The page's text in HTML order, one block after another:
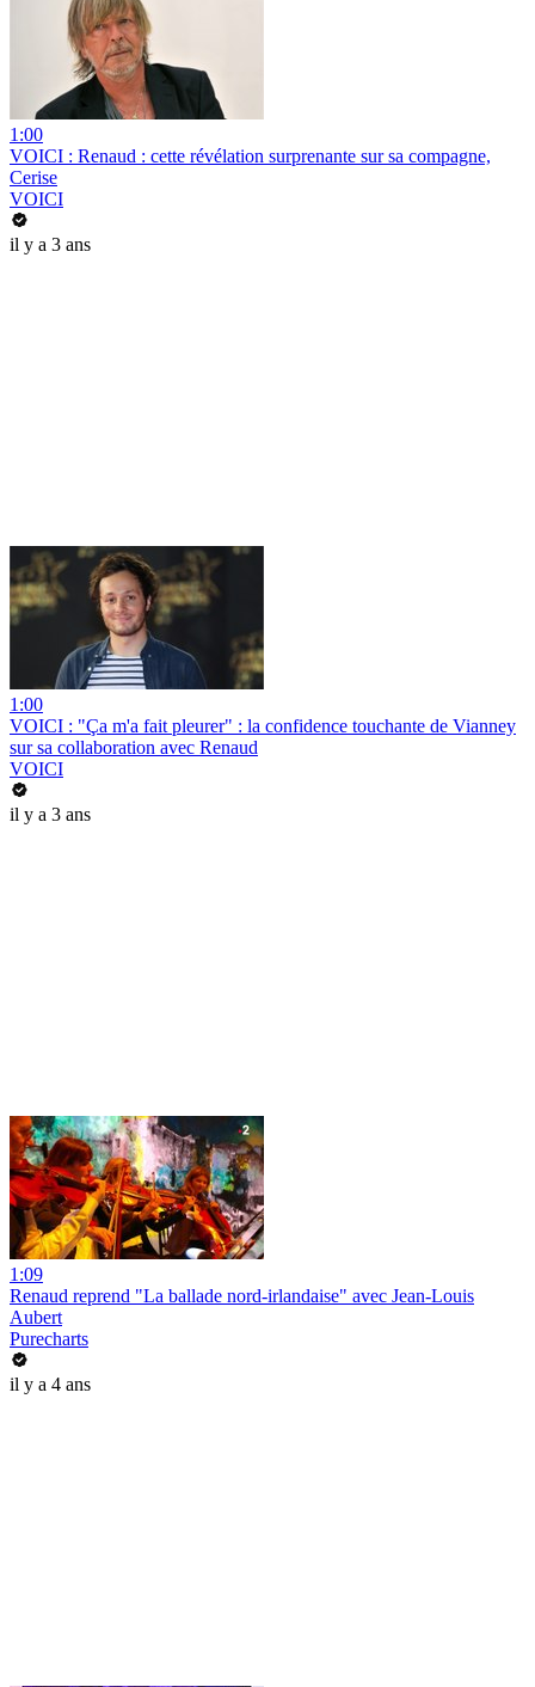
1:00
VOICI : Renaud : cette révélation surprenante sur sa compagne,
Cerise
VOICI
il y a 3 ans
1:00
VOICI : "Ça m'a fait pleurer" : la confidence touchante de Vianney
sur sa collaboration avec Renaud
VOICI
il y a 3 ans
1:09
Renaud reprend "La ballade nord-irlandaise" avec Jean-Louis
Aubert
Purecharts
il y a 4 ans